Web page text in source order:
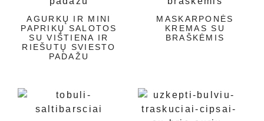
AGURKŲ IR MINI
PAPRIKŲ SALOTOS
SU VIŠTIENA IR
RIEŠUTŲ SVIESTO
PADAŽU
MASKARPONĖS
KREMAS SU
BRAŠKĖMIS